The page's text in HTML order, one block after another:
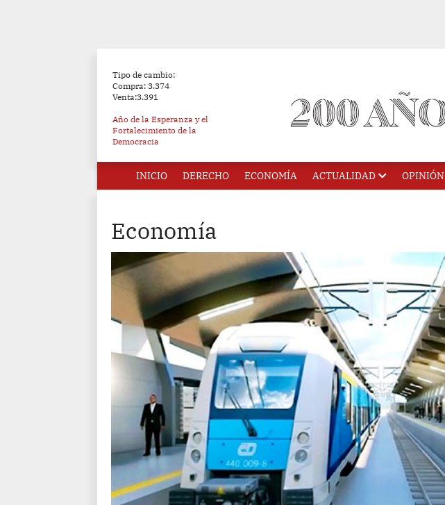
Tipo de cambio:
Compra: 3.374
Venta:3.391
Año de la Esperanza y el
Fortalecimiento de la
Democracia
INICIO DERECHO ECONOMÍA ACTUALIDAD OPINIÓN
Economía